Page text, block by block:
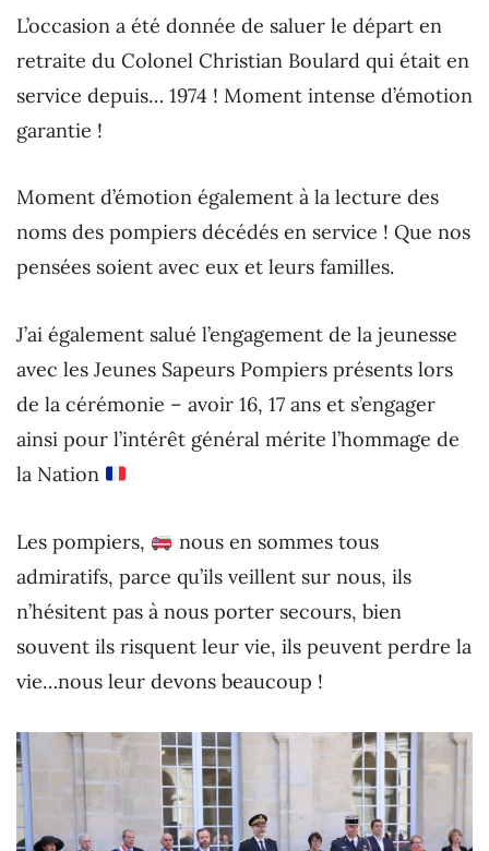
L’occasion a été donnée de saluer le départ en
retraite du Colonel Christian Boulard qui était en
service depuis… 1974 ! Moment intense d’émotion
garantie !
Moment d’émotion également à la lecture des
noms des pompiers décédés en service ! Que nos
pensées soient avec eux et leurs familles.
J’ai également salué l’engagement de la jeunesse
avec les Jeunes Sapeurs Pompiers présents lors
de la cérémonie – avoir 16, 17 ans et s’engager
ainsi pour l’intérêt général mérite l’hommage de
la Nation
Les pompiers,
nous en sommes tous
admiratifs, parce qu’ils veillent sur nous, ils
n’hésitent pas à nous porter secours, bien
souvent ils risquent leur vie, ils peuvent perdre la
vie…nous leur devons beaucoup !